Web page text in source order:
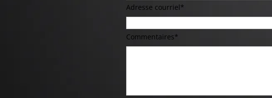
Adresse courriel*
Commentaires*